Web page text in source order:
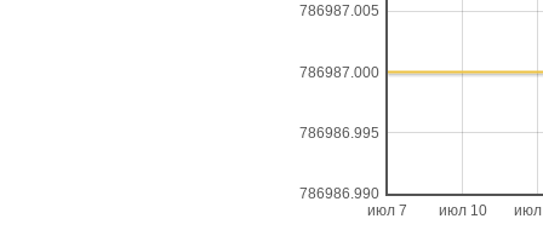
июл 7 июл 10 июл
786986.990
786986.995
786987.000
786987.005